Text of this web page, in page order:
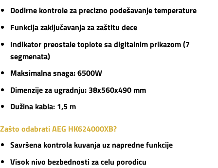
Dodirne kontrole za precizno podešavanje temperature
Funkcija zaključavanja za zaštitu dece
Indikator preostale toplote sa digitalnim prikazom (7
segmenata)
Maksimalna snaga: 6500W
Dimenzije za ugradnju: 38x560x490 mm
Dužina kabla: 1,5 m
Zašto odabrati AEG HK624000XB?
Savršena kontrola kuvanja uz napredne funkcije
Visok nivo bezbednosti za celu porodicu